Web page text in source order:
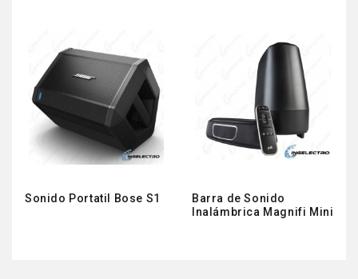
Sonido Portatil Bose S1
Barra de Sonido
Inalámbrica Magnifi Mini